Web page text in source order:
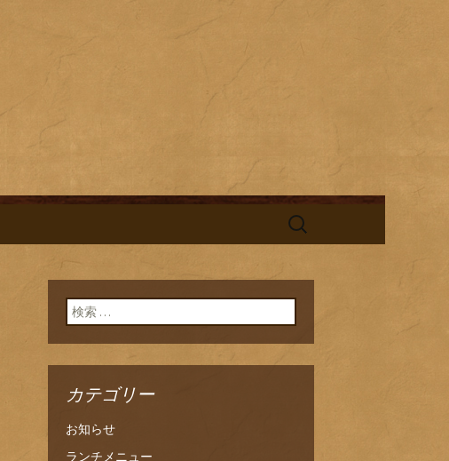
鮮台所ひの
焼酎と海鮮料理を中心とした、お酒
日替わりランチの新着情報を随時更
検
検索:
カテゴリー
お知らせ
ランチメニュー